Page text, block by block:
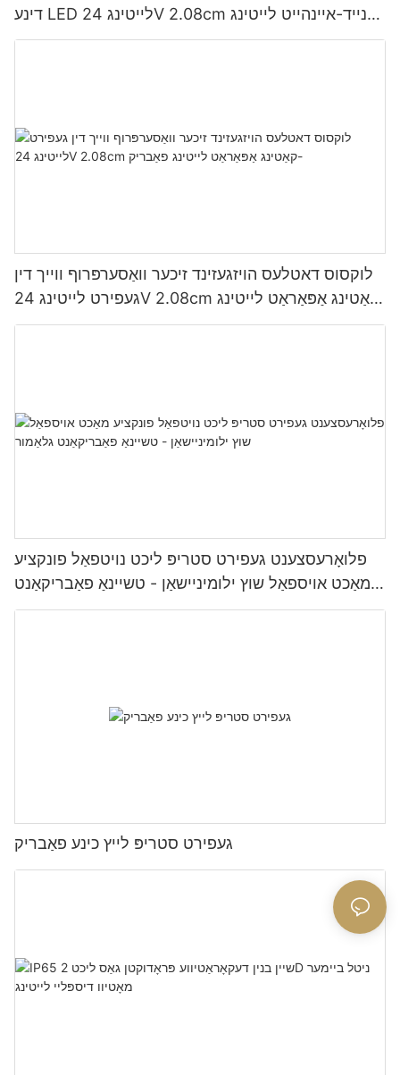
דינע LED לייטינג 24V 2.08cm שנייד-איינהייט לייטינג
פאבריק
לוקסוס דאטלעס הויזגעזינד זיכער וואַסערפּרוף ווייך דין
געפירט לייטינג 24V 2.08cm קאַטינג אַפּאַראַט לייטינג
פאַבריק-
פלואָרעסצענט געפירט סטריפּ ליכט נויטפאַל פונקציע
מאַכט אויספאַל שוץ ילומיניישאַן - טשיינאַ פאַבריקאַנט
גלאַמור
געפירט סטריפּ לייץ כינע פאַבריק